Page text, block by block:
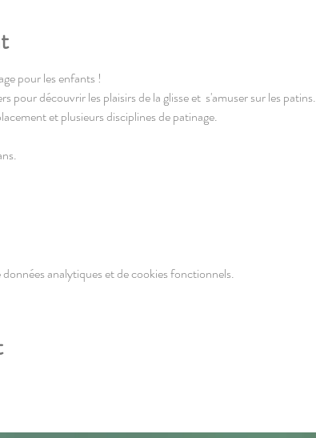
pour les enfants !
pour découvrir les plaisirs de la glisse et  s'amuser sur les patins.
et plusieurs disciplines de patinage.
analytiques et de cookies fonctionnels.